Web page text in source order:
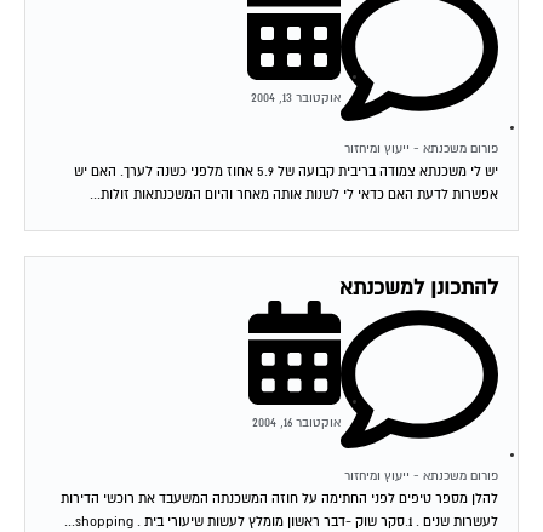
פורום משכנתא - ייעוץ ומיחזור
אוקטובר 13, 2004
יש לי משכנתא צמודה בריבית קבועה של 5.9 אחוז מלפני כשנה לערך. האם יש
אפשרות לדעת האם כדאי לי לשנות אותה מאחר והיום המשכנתאות זולות...
להתכונן למשכנתא
פורום משכנתא - ייעוץ ומיחזור
אוקטובר 16, 2004
להלן מספר טיפים לפני החתימה על חוזה המשכנתה המשעבד את רוכשי הדירות
לעשרות שנים . 1.סקר שוק -דבר ראשון מומלץ לעשות שיעורי בית . shopping...